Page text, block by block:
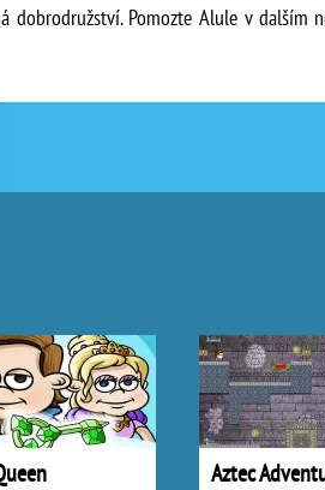
dobrodružství. Pomozte Alule v
Aztec